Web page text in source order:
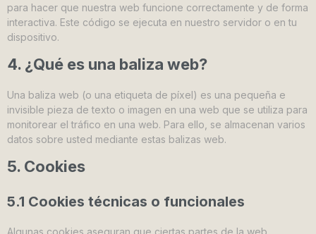
para hacer que nuestra web funcione correctamente y de forma
interactiva. Este código se ejecuta en nuestro servidor o en tu
dispositivo.
4. ¿Qué es una baliza web?
Una baliza web (o una etiqueta de píxel) es una pequeña e
invisible pieza de texto o imagen en una web que se utiliza para
monitorear el tráfico en una web. Para ello, se almacenan varios
datos sobre usted mediante estas balizas web.
5. Cookies
5.1 Cookies técnicas o funcionales
Algunas cookies aseguran que ciertas partes de la web